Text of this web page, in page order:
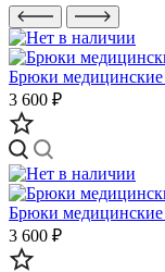
Брюки
3 600 ₽
Брюки
3 600 ₽